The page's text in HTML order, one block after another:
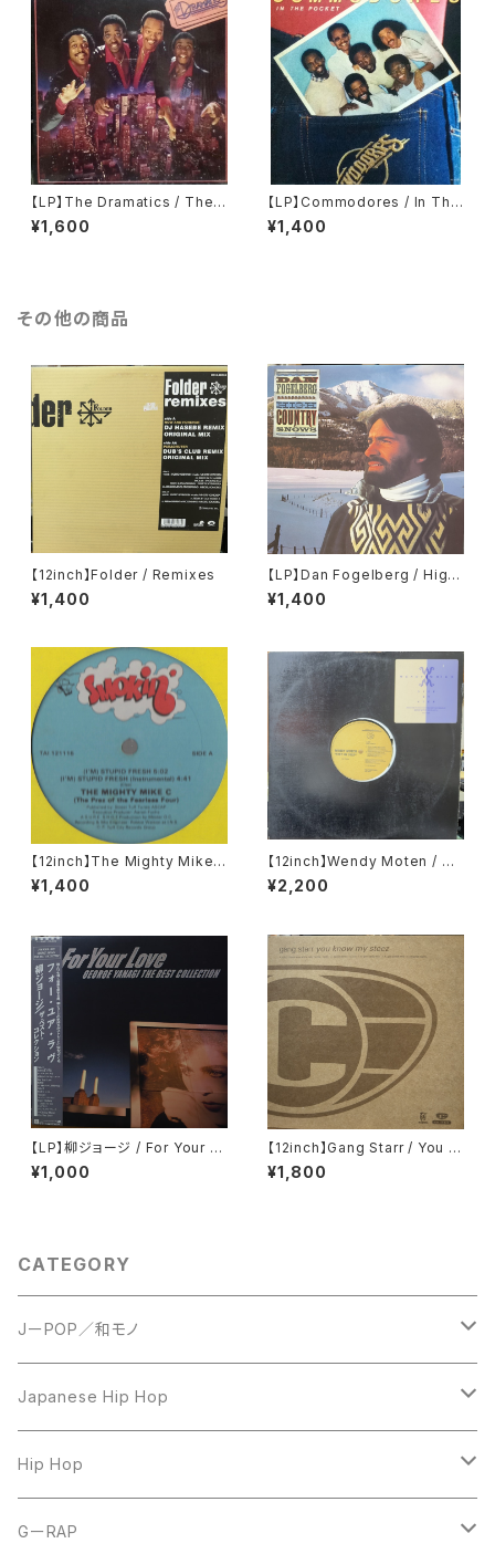
【LP】The Dramatics / The
Dramatic Way
¥1,600
【LP】Commodores / In The
Pocket
¥1,400
その他の商品
【12inch】Folder / Remixes
¥1,400
【LP】Dan Fogelberg / High
Country Snows
¥1,400
【12inch】The Mighty Mike
C / (I'm) Stupid Fresh
¥1,400
【12inch】Wendy Moten / St
ep By Step
¥2,200
【LP】柳ジョージ / For Your L
ove - George Yanagi The
Best Collection
¥1,000
【12inch】Gang Starr / You K
now My Steez (UK Remixe
s)
¥1,800
CATEGORY
JーPOP／和モノ
LP
7inch
CD
Japanese Hip Hop
12inch
LP
Hip Hop
LP
GーRAP